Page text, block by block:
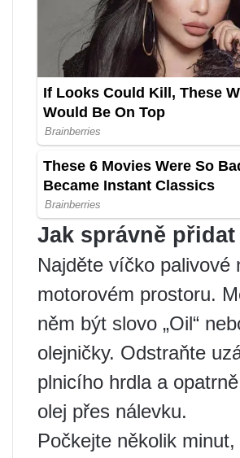
Jak správně přidat
Najděte víčko palivové
motorovém prostoru.
něm být slovo „Oil“
olejničky. Odstraňte
plnicího hrdla a
olej přes nálevku.
Počkejte několik